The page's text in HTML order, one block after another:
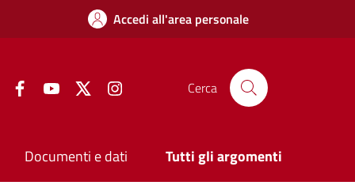
Accedi all'area personale
FacebookYouTube Twitter Cerca
Documenti e dati Tutti gli argomenti